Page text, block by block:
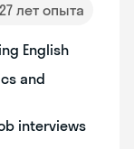
27 лет опыта
English
and
interviews